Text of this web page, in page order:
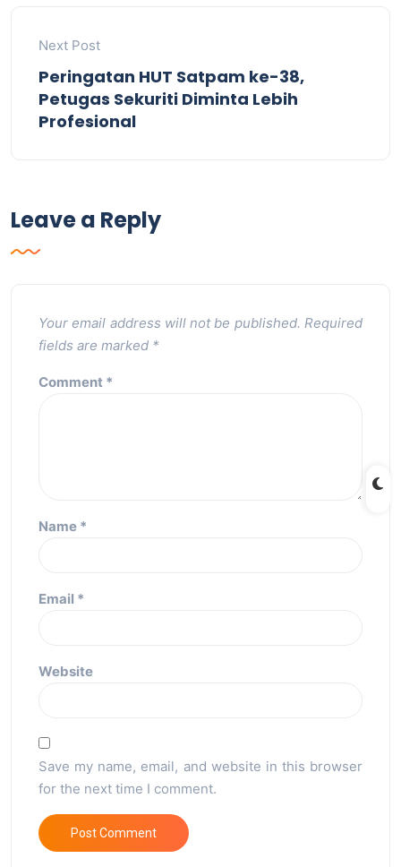
Next Post
Peringatan HUT Satpam ke-38,
Petugas Sekuriti Diminta Lebih
Profesional
Leave a Reply
Your email address will not be published. Required
fields are marked *
Comment *
Name *
Email *
Website
Save my name, email, and website in this browser
for the next time I comment.